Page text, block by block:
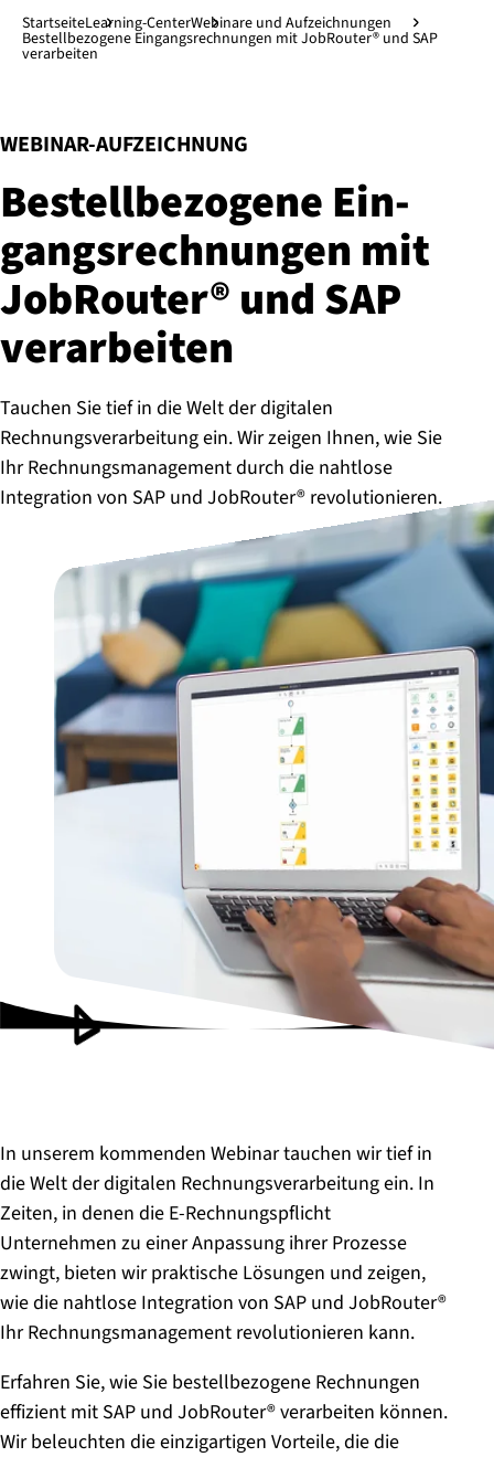
Direkt zum Hauptinhalt↓
StartseiteLearning-CenterWebinare und Aufzeichnungen
Bestellbezogene Eingangsrechnungen mit JobRouter® und SAP
verarbeiten
WEBINAR-AUFZEICHNUNG
:
Be­stell­be­zo­ge­ne Ein­
gangs­rech­nun­gen mit
JobRouter® und SAP
verarbeiten
Tauchen Sie tief in die Welt der digitalen
Rechnungsverarbeitung ein. Wir zeigen Ihnen, wie Sie
Ihr Rechnungsmanagement durch die nahtlose
Integration von SAP und JobRouter® revolutionieren.
In unserem kommenden Webinar tauchen wir tief in
die Welt der digitalen Rechnungsverarbeitung ein. In
Zeiten, in denen die E-Rechnungspflicht
Unternehmen zu einer Anpassung ihrer Prozesse
zwingt, bieten wir praktische Lösungen und zeigen,
wie die nahtlose Integration von SAP und JobRouter®
Ihr Rechnungsmanagement revolutionieren kann.
Erfahren Sie, wie Sie bestellbezogene Rechnungen
effizient mit SAP und JobRouter® verarbeiten können.
Wir beleuchten die einzigartigen Vorteile, die die